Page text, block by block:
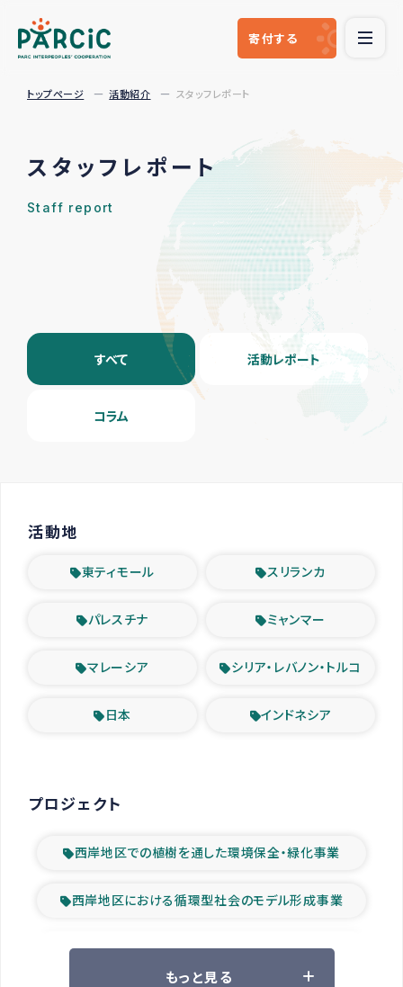
寄付する
トップページ 活動紹介 スタッフレポート
スタッフレポート
Staff report
すべて 活動レポート
コラム
活動地
東ティモール スリランカ
パレスチナ ミャンマー
マレーシア シリア・レバノン・トルコ
日本 インドネシア
プロジェクト
西岸地区での植樹を通した環境保全・緑化事業
西岸地区における循環型社会のモデル形成事業
ツアー参加者の声
もっと見る